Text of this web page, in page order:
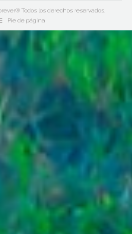
Todos los derechos reservados.
Pie de página